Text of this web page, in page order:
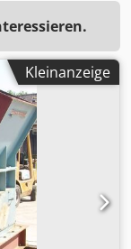
Kleinanzeige